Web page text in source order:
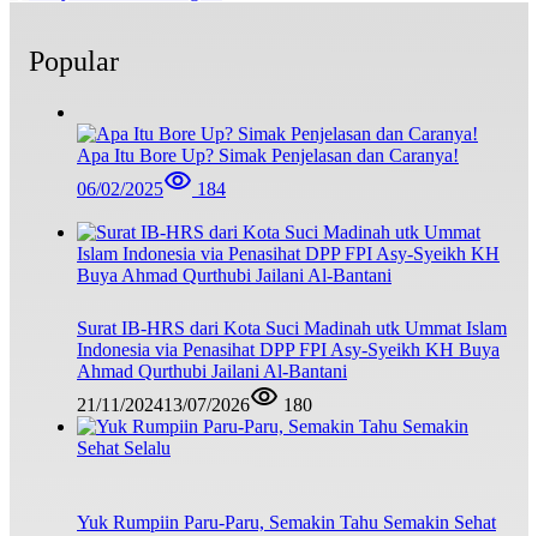
Popular
Apa Itu Bore Up? Simak Penjelasan dan Caranya!
06/02/2025
184
Surat IB-HRS dari Kota Suci Madinah utk Ummat Islam
Indonesia via Penasihat DPP FPI Asy-Syeikh KH Buya
Ahmad Qurthubi Jailani Al-Bantani
21/11/202413/07/2026 180
Yuk Rumpiin Paru-Paru, Semakin Tahu Semakin Sehat